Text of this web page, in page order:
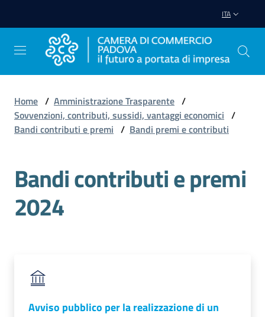
ITA
Avviare
Impresa
Gestire
territorio
Home / Amministrazione Trasparente /
Sovvenzioni, contributi, sussidi, vantaggi economici /
Bandi contributi e premi / Bandi premi e contributi
Bandi contributi e premi
2024
Avviso pubblico per la realizzazione di un